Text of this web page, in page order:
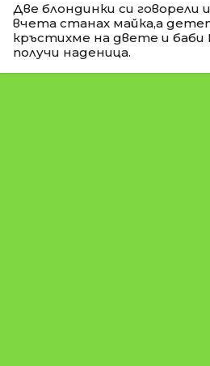
Две блондинки си говорели
вчета станах майка,а
кръстихме на двете и баби
получи наденица.